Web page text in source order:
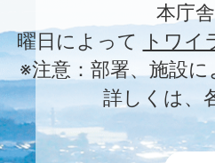
本庁
曜日によって
トワイ
※注意：部署、施設
詳しくは、